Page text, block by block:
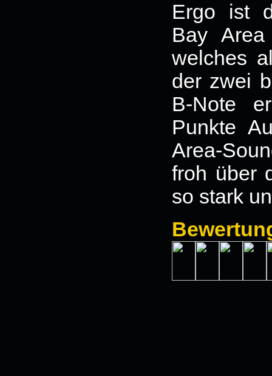
Ergo ist
Bay
welches
der zwei
B-Note
Punkte
Area-
froh über
so stark